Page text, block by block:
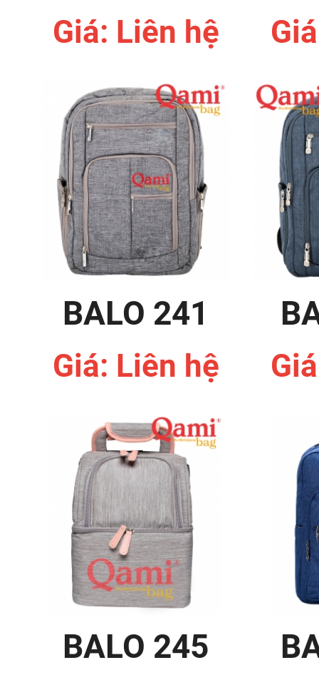
Giá: Liên hệ
BALO 241
Giá: Liên hệ
BALO 245